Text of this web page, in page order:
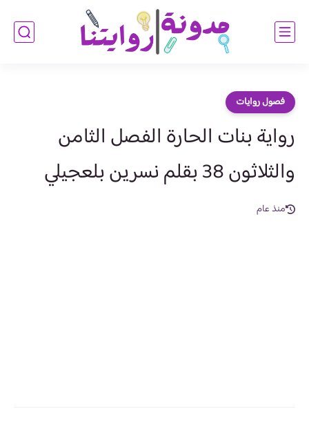
فصول روايات
رواية بنات الحارة الفصل الثامن
والثلاثون 38 بقلم نسرين بلعجيلي
منذ عام